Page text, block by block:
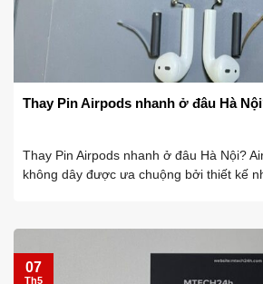
Thay Pin Airpods nhanh ở đâu Hà
Thay Pin Airpods nhanh ở đâu Hà Nội?
không dây được ưa chuộng bởi thiết kế
07
Th5